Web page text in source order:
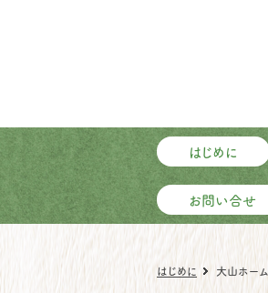
はじめに
お問い合せ
はじめに 大山ホー